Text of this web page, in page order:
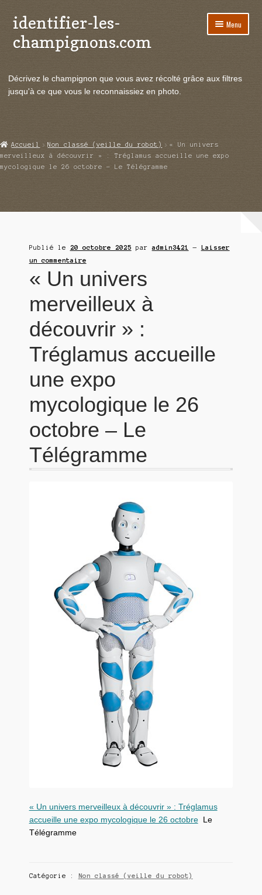
Aller
à
la
Aller
au
contenu
identifier-les-
champignons.com
Menu
le
Actualités
Echanges et contacts
Mycologie
Décrivez le champignon que vous avez récolté grâce aux filtres
jusqu'à ce que vous le reconnaissiez en photo.
Accueil Non classé (veille du robot)
« Un univers
merveilleux à découvrir » : Tréglamus accueille une expo
mycologique le 26 octobre – Le Télégramme
Publié le 20 octobre 2025 paradmin3421 — Laisser
un commentaire
« Un univers
merveilleux à
découvrir » :
Tréglamus accueille
une expo
mycologique le 26
octobre – Le
Télégramme
« Un univers merveilleux à découvrir » : Tréglamus
accueille une expo mycologique le 26 octobreLe
Télégramme
Catégorie : Non classé (veille du robot)